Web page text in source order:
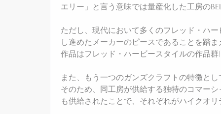
エリー」と言う意味では量産化した工房の
ただし、現代において多くのフレッド・ハ
し進めたメーカーのピースであることを踏
作品はフレッド・ハービースタイルの作品
また、もう一つのガンズクラフトの特徴と
そのため、同工房が供給する独特のコマー
も供給されたことで、それぞれがハイクオ